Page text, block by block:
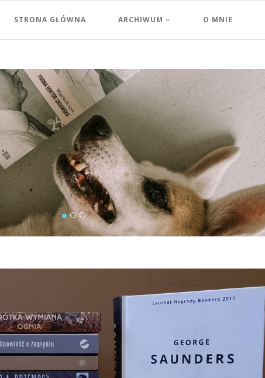
STRONA GŁÓWNA ARCHIWUM O MNIE